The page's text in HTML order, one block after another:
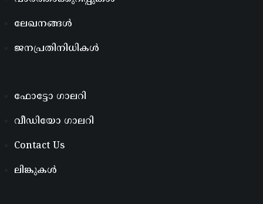
ലേഖനങ്ങൾ
ജനപ്രതിനിധികൾ
ഫോട്ടോ ഗാലറി
വീഡിയോ ഗാലറി
Contact Us
ലിങ്കുകൾ